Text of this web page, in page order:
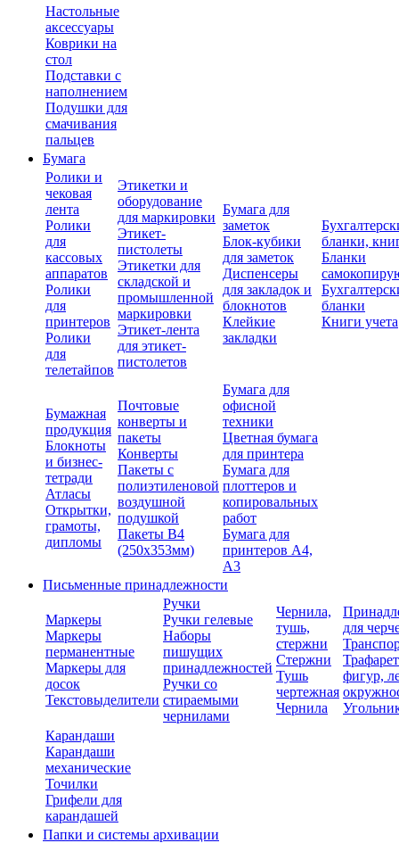
Настольные
аксессуары
Коврики на
стол
Подставки с
наполнением
Подушки для
смачивания
пальцев
Бумага
Ролики и
чековая
лента
Ролики
для
кассовых
аппаратов
Ролики
для
принтеров
Ролики
для
телетайпов
Этикетки и
оборудование
для маркировки
Этикет-
пистолеты
Этикетки для
складской и
промышленной
маркировки
Этикет-лента
для этикет-
пистолетов
Бумага для
заметок
Блок-кубики
для заметок
Диспенсеры
для закладок и
блокнотов
Клейкие
закладки
бланки,
Бланки
бланки
Книги учета
Бумажная
продукция
Блокноты
и бизнес-
тетради
Атласы
Открытки,
грамоты,
дипломы
Почтовые
конверты и
пакеты
Конверты
Пакеты с
полиэтиленовой
воздушной
подушкой
Пакеты В4
(250х353мм)
Бумага для
офисной
техники
Цветная бумага
для принтера
Бумага для
плоттеров и
копировальных
работ
Бумага для
принтеров А4,
А3
Письменные принадлежности
Маркеры
Маркеры
перманентные
Маркеры для
досок
Текстовыделители
Ручки
Ручки гелевые
Наборы
пишущих
принадлежностей
Ручки со
стираемыми
чернилами
Чернила,
тушь,
стержни
Стержни
Тушь
чертежная
Чернила
для
фигур,
Карандаши
Карандаши
механические
Точилки
Грифели для
карандашей
Папки и системы архивации